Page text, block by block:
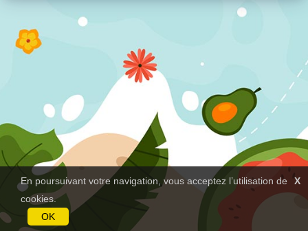
X
En poursuivant votre navigation, vous acceptez l’utilisation de
cookies.
OK